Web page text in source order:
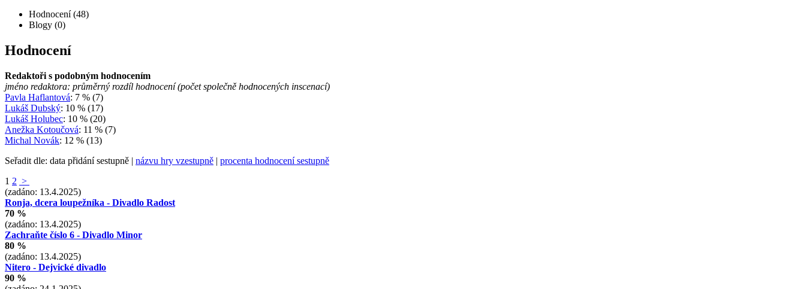
Hodnocení (48)
Blogy (0)
Hodnocení
Redaktoři s podobným hodnocením
jméno redaktora: průměrný rozdíl hodnocení (počet společně hodnocených inscenací)
Pavla Haflantová: 7 % (7)
Lukáš Dubský: 10 % (17)
Lukáš Holubec: 10 % (20)
Anežka Kotoučová: 11 % (7)
Michal Novák: 12 % (13)
Seřadit dle: data přidání sestupně | názvu hry vzestupně | procenta hodnocení sestupně
1 2 >
(zadáno: 13.4.2025)
Ronja, dcera loupežníka - Divadlo Radost
70 %
(zadáno: 13.4.2025)
Zachraňte číslo 6 - Divadlo Minor
80 %
(zadáno: 13.4.2025)
Nitero - Dejvické divadlo
90 %